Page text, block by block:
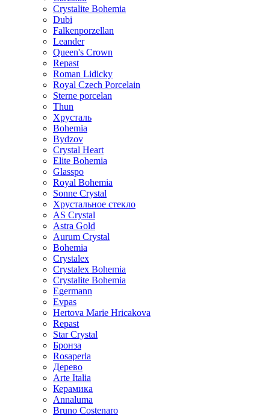
Crystalite Bohemia
Dubi
Falkenporzellan
Leander
Queen's Crown
Repast
Roman Lidicky
Royal Czech Porcelain
Sterne porcelan
Thun
Хрусталь
Bohemia
Bydzov
Crystal Heart
Elite Bohemia
Glasspo
Royal Bohemia
Sonne Crystal
Хрустальное стекло
AS Crystal
Astra Gold
Aurum Crystal
Bohemia
Crystalex
Crystalex Bohemia
Crystalite Bohemia
Egermann
Evpas
Hertova Marie Hricakova
Repast
Star Crystal
Бронза
Rosaperla
Дерево
Arte Italia
Керамика
Annaluma
Bruno Costenaro